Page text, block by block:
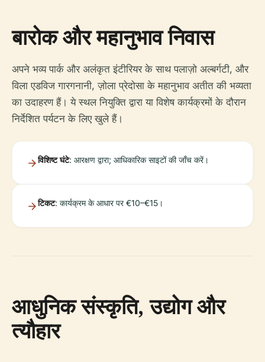
बारोक और महानुभाव निवास
अपने भव्य पार्क और अलंकृत इंटीरियर के साथ पलाज़ो अल्बर्गटी, और
विला एडविज गारगनानी, ज़ोला प्रेदोसा के महानुभाव अतीत की भव्यता
का उदाहरण हैं। ये स्थल नियुक्ति द्वारा या विशेष कार्यक्रमों के दौरान
निर्देशित पर्यटन के लिए खुले हैं।
विशिष्ट घंटे: आरक्षण द्वारा; आधिकारिक साइटों की जाँच करें।
टिकट: कार्यक्रम के आधार पर €10–€15।
आधुनिक संस्कृति, उद्योग और
त्यौहार